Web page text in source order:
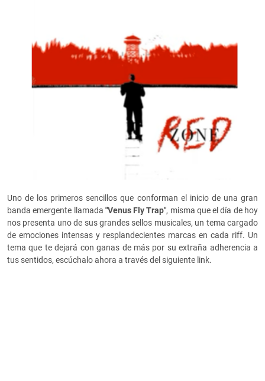
Uno de los primeros sencillos que conforman el inicio de una gran
banda emergente llamada "Venus Fly Trap", misma que el día de hoy
nos presenta uno de sus grandes sellos musicales, un tema cargado
de emociones intensas y resplandecientes marcas en cada riff. Un
tema que te dejará con ganas de más por su extraña adherencia a
tus sentidos, escúchalo ahora a través del siguiente link.